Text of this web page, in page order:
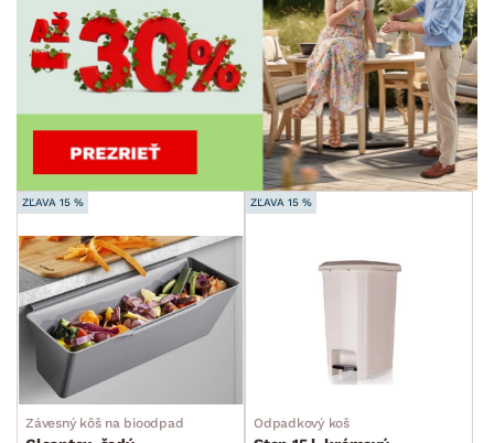
ZĽAVA 15 %
Závesný kôš na bioodpad
ZĽAVA 15 %
Odpadkový koš